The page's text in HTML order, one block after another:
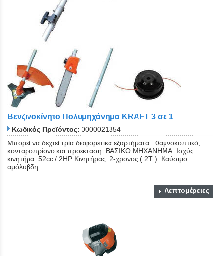
Βενζινοκίνητο Πολυμηχάνημα KRAFT 3 σε 1
Κωδικός Προϊόντος: 0000021354
Μπορεί να δεχτεί τρία διαφορετικά εξαρτήματα : θαμνοκοπτικό,
κονταροπρίονο και προέκταση. ΒΑΣΙΚΟ ΜΗΧΑΝHΜΑ: Ισχύς
κινητήρα: 52cc / 2HP Κινητήρας: 2-χρονος ( 2Τ ). Καύσιμο:
αμόλυβδη...
Λεπτομέρειες